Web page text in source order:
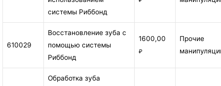
системы Риббонд
610029
Восстановление зуба с
помощью системы
Риббонд
1600,00
₽
Прочие
Обработка зуба